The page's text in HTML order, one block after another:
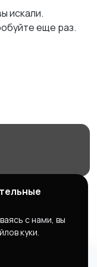
искали.
еще раз.
| Работа |
ОГРН
с нами, вы
куки.